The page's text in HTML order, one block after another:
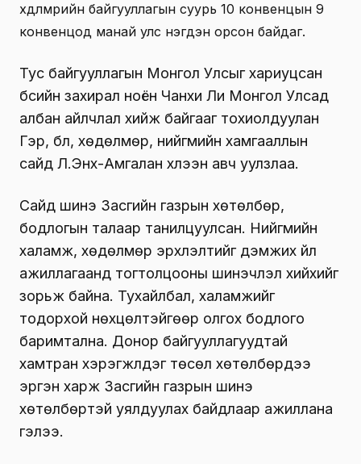
хөдөлмөрийн байгууллагын суурь 10 конвенцын 9
конвенцод манай улс нэгдэн орсон байдаг.
Тус байгууллагын Монгол Улсыг хариуцсан
бүсийн захирал ноён Чанхи Ли Монгол Улсад
албан айлчлал хийж байгааг тохиолдуулан
Гэр, бүл, хөдөлмөр, нийгмийн хамгааллын
сайд Л.Энх-Амгалан хүлээн авч уулзлаа.
Сайд шинэ Засгийн газрын хөтөлбөр,
бодлогын талаар танилцуулсан. Нийгмийн
халамж, хөдөлмөр эрхлэлтийг дэмжих үйл
ажиллагаанд тогтолцооны шинэчлэл хийхийг
зорьж байна. Тухайлбал, халамжийг
тодорхой нөхцөлтэйгөөр олгох бодлого
баримтална. Донор байгууллагуудтай
хамтран хэрэгжүүлдэг төсөл хөтөлбөрүүдээ
эргэн харж Засгийн газрын шинэ
хөтөлбөртэй уялдуулах байдлаар ажиллана
гэлээ.